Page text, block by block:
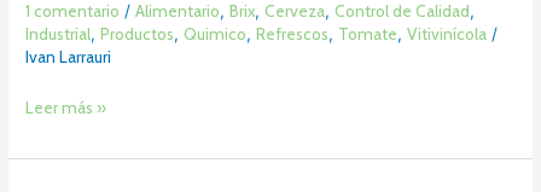
1 comentario /Alimentario,Brix, Cerveza, Control de Calidad,
Industrial,Productos, Quimico,Refrescos, Tomate,Vitivinícola /
Ivan Larrauri
Leer más »